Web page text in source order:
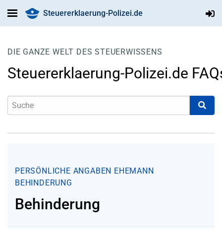
Steuererklaerung-Polizei.de
DIE GANZE WELT DES STEUERWISSENS
Steuererklaerung-Polizei.de
PERSÖNLICHE ANGABEN EHEMANN
BEHINDERUNG
Behinderung